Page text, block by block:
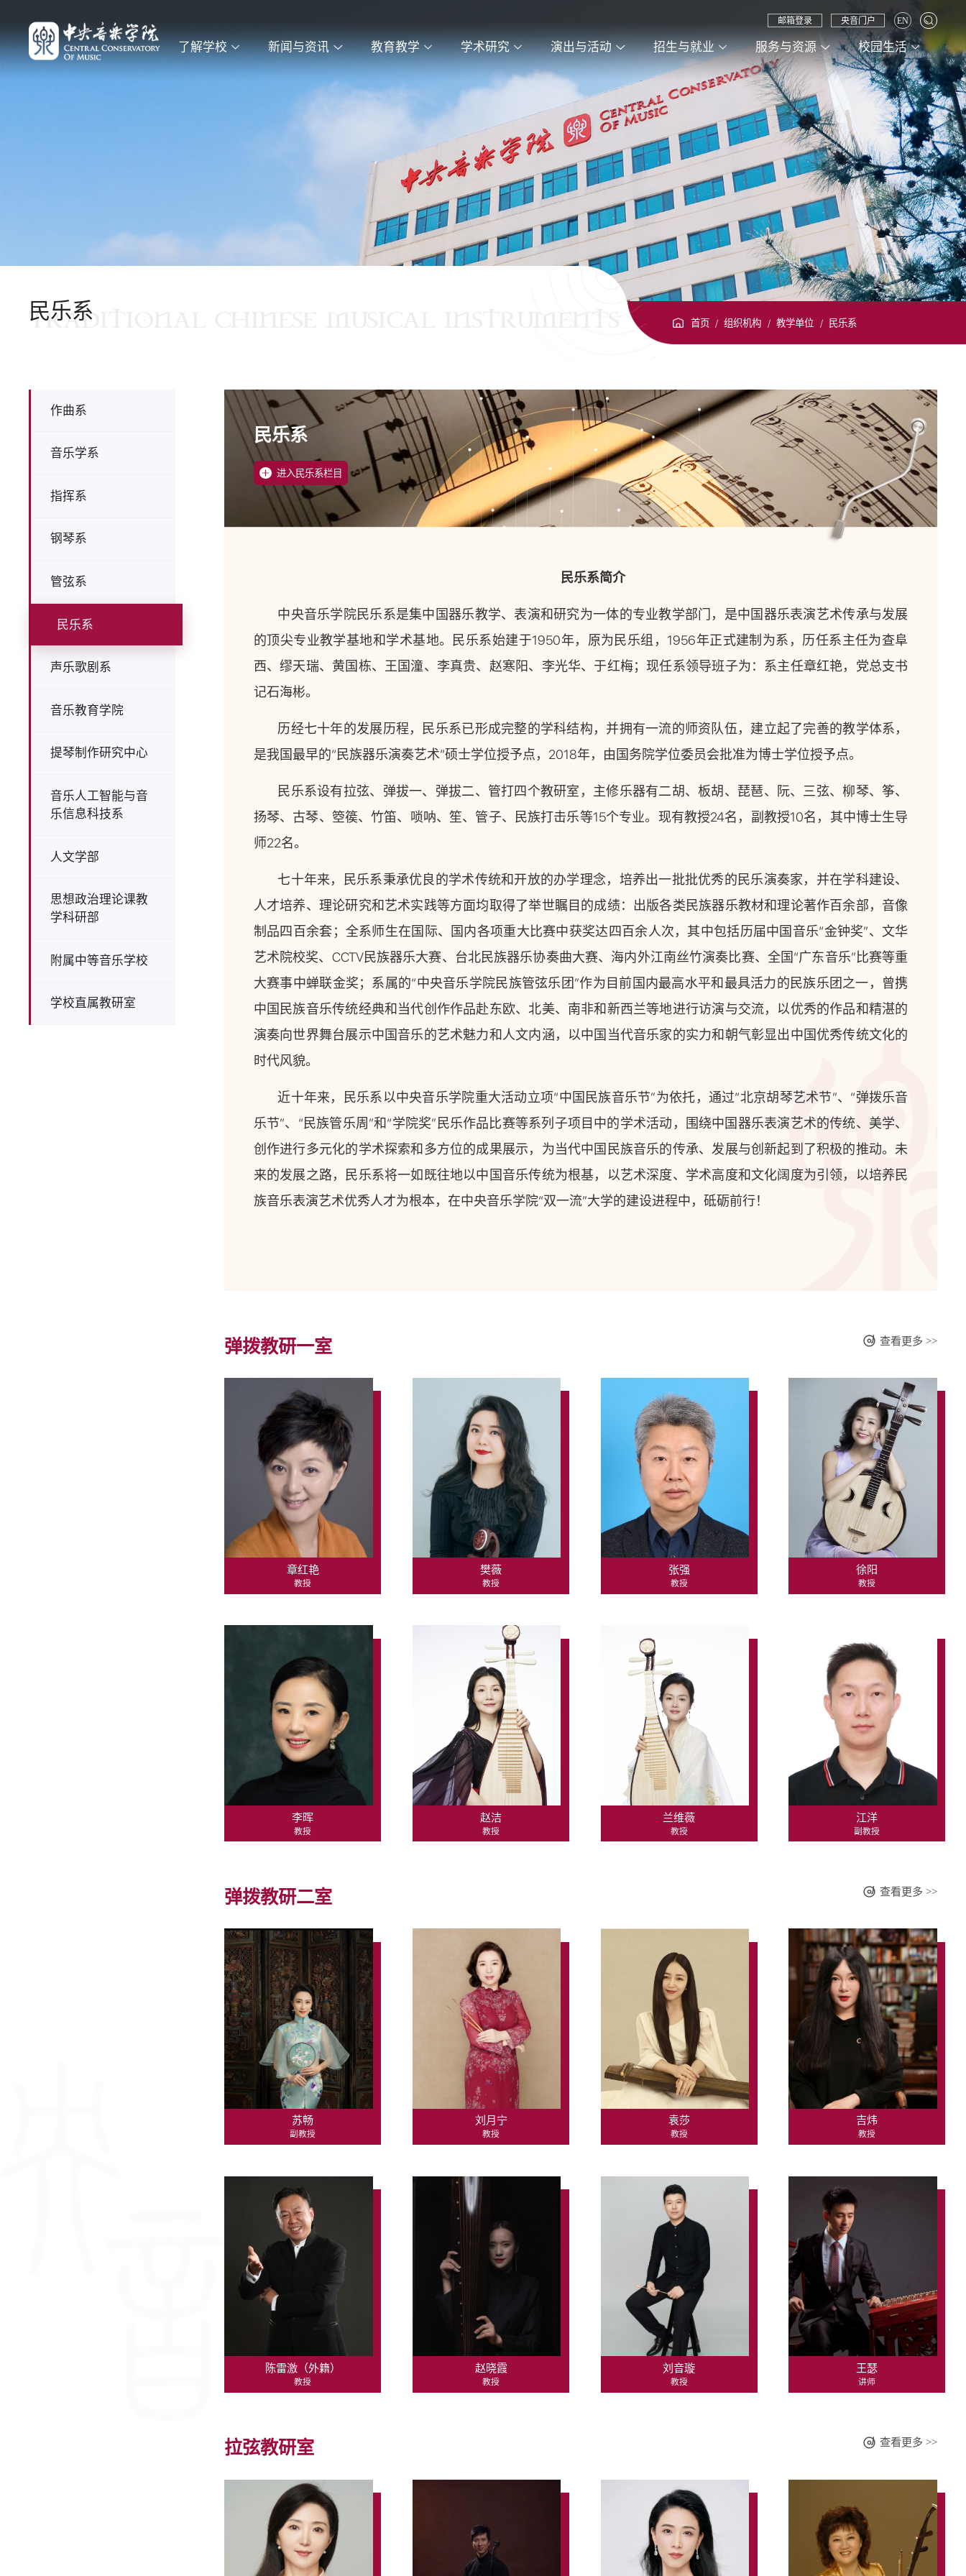
了解学校 新闻与资讯 教育教学 学术研究 演出与活动 招生与就业 服务与资源 校园生活
邮箱登录 央音门户 EN
民乐系
TRADITIONAL CHINESE MUSICAL INSTRUMENTS 首页 / 组织机构 / 教学单位 / 民乐系
作曲系
音乐学系
指挥系
钢琴系
管弦系
民乐系
声乐歌剧系
音乐教育学院
提琴制作研究中心
音乐人工智能与音
乐信息科技系
人文学部
思想政治理论课教
学科研部
附属中等音乐学校
学校直属教研室
民乐系
进入民乐系栏目
民乐系简介
中央音乐学院民乐系是集中国器乐教学、表演和研究为一体的专业教学部门，是中国器乐表演艺术传承与发展
的顶尖专业教学基地和学术基地。民乐系始建于1950年，原为民乐组，1956年正式建制为系，历任系主任为查阜
西、缪天瑞、黄国栋、王国潼、李真贵、赵寒阳、李光华、于红梅；现任系领导班子为：系主任章红艳，党总支书
记石海彬。
历经七十年的发展历程，民乐系已形成完整的学科结构，并拥有一流的师资队伍，建立起了完善的教学体系，
是我国最早的“民族器乐演奏艺术”硕士学位授予点，2018年，由国务院学位委员会批准为博士学位授予点。
民乐系设有拉弦、弹拔一、弹拔二、管打四个教研室，主修乐器有二胡、板胡、琵琶、阮、三弦、柳琴、筝、
扬琴、古琴、箜篌、竹笛、唢呐、笙、管子、民族打击乐等15个专业。现有教授24名，副教授10名，其中博士生导
师22名。
七十年来，民乐系秉承优良的学术传统和开放的办学理念，培养出一批批优秀的民乐演奏家，并在学科建设、
人才培养、理论研究和艺术实践等方面均取得了举世瞩目的成绩：出版各类民族器乐教材和理论著作百余部，音像
制品四百余套；全系师生在国际、国内各项重大比赛中获奖达四百余人次，其中包括历届中国音乐“金钟奖”、文华
艺术院校奖、CCTV民族器乐大赛、台北民族器乐协奏曲大赛、海内外江南丝竹演奏比赛、全国“广东音乐”比赛等重
大赛事中蝉联金奖；系属的“中央音乐学院民族管弦乐团”作为目前国内最高水平和最具活力的民族乐团之一，曾携
中国民族音乐传统经典和当代创作作品赴东欧、北美、南非和新西兰等地进行访演与交流，以优秀的作品和精湛的
演奏向世界舞台展示中国音乐的艺术魅力和人文内涵，以中国当代音乐家的实力和朝气彰显出中国优秀传统文化的
时代风貌。
近十年来，民乐系以中央音乐学院重大活动立项“中国民族音乐节”为依托，通过“北京胡琴艺术节”、“弹拨乐音
乐节”、“民族管乐周”和“学院奖”民乐作品比赛等系列子项目中的学术活动，围绕中国器乐表演艺术的传统、美学、
创作进行多元化的学术探索和多方位的成果展示，为当代中国民族音乐的传承、发展与创新起到了积极的推动。未
来的发展之路，民乐系将一如既往地以中国音乐传统为根基，以艺术深度、学术高度和文化阔度为引领，以培养民
族音乐表演艺术优秀人才为根本，在中央音乐学院“双一流”大学的建设进程中，砥砺前行！
弹拨教研一室 查看更多 >>
章红艳
教授
樊薇
教授
张强
教授
徐阳
教授
李晖
教授
赵洁
教授
兰维薇
教授
江洋
副教授
弹拨教研二室 查看更多 >>
苏畅
副教授
刘月宁
教授
袁莎
教授
吉炜
教授
陈雷激（外籍）
教授
赵晓霞
教授
刘音璇
教授
王瑟
讲师
拉弦教研室 查看更多 >>